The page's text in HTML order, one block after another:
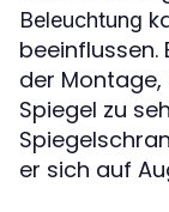
Beleuchtung
beeinflussen.
der
Spiegel zu
er sich auf